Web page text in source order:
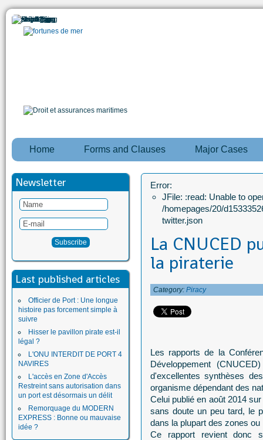
Home Forms and Clauses Major Cases
Newsletter
Last published articles
Officier de Port : Une longue
histoire pas forcement simple à
suivre
Hisser le pavillon pirate est-il
légal ?
L'ONU INTERDIT DE PORT 4
NAVIRES
L'accès en Zone d'Accès
Restreint sans autorisation dans
un port est désormais un délit
Remorquage du MODERN
EXPRESS : Bonne ou mauvaise
idée ?
Error:
JFile: :read: Unable to
/homepages/20/
twitter.json
La CNUCED
la piraterie
Category: Piracy
Les rapports de la
Développement
d'excellentes synthèses
organisme dépendant des
Celui publié en août 2014
sans doute un peu tard, le
dans la plupart des zones
Ce rapport revient donc